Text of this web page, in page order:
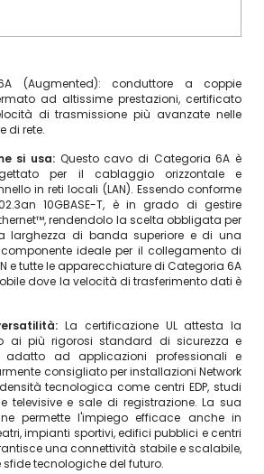
(Augmented): conduttore a coppie
ad altissime prestazioni, certificato
di trasmissione più avanzate nelle
di rete.
si usa: Questo cavo di Categoria 6A è
per il cablaggio orizzontale e
in reti locali (LAN). Essendo conforme
10GBASE-T, è in grado di gestire
rendendolo la scelta obbligata per
larghezza di banda superiore e di una
ideale per il collegamento di
e tutte le apparecchiature di Categoria 6A
dove la velocità di trasferimento dati è
La certificazione UL attesta la
ai più rigorosi standard di sicurezza e
adatto ad applicazioni professionali e
consigliato per installazioni Network
tecnologica come centri EDP, studi
televisive e sale di registrazione. La sua
permette l'impiego efficace anche in
impianti sportivi, edifici pubblici e centri
una connettività stabile e scalabile,
sfide tecnologiche del futuro.